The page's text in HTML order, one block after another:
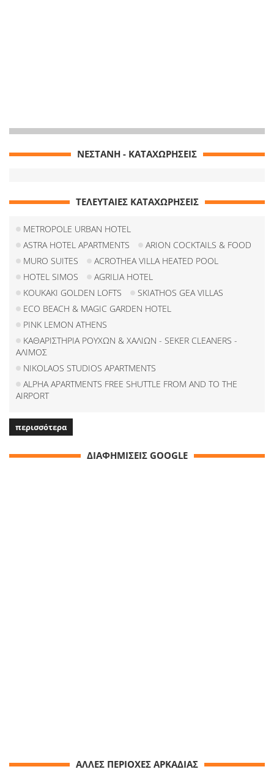
ΝΕΣΤΑΝΗ - ΚΑΤΑΧΩΡΗΣΕΙΣ
ΤΕΛΕΥΤΑΙΕΣ ΚΑΤΑΧΩΡΗΣΕΙΣ
METROPOLE URBAN HOTEL
ASTRA HOTEL APARTMENTS
ARION COCKTAILS & FOOD
MURO SUITES
ACROTHEA VILLA HEATED POOL
HOTEL SIMOS
AGRILIA HOTEL
KOUKAKI GOLDEN LOFTS
SKIATHOS GEA VILLAS
ECO BEACH & MAGIC GARDEN HOTEL
PINK LEMON ATHENS
ΚΑΘΑΡΙΣΤΗΡΙΑ ΡΟΥΧΩΝ & ΧΑΛΙΩΝ - SEKER CLEANERS -
ΑΛΙΜΟΣ
NIKOLAOS STUDIOS APARTMENTS
ALPHA APARTMENTS FREE SHUTTLE FROM AND TO THE
AIRPORT
περισσότερα
ΔΙΑΦΗΜΙΣΕΙΣ GOOGLE
ΑΛΛΕΣ ΠΕΡΙΟΧΕΣ ΑΡΚΑΔΙΑΣ